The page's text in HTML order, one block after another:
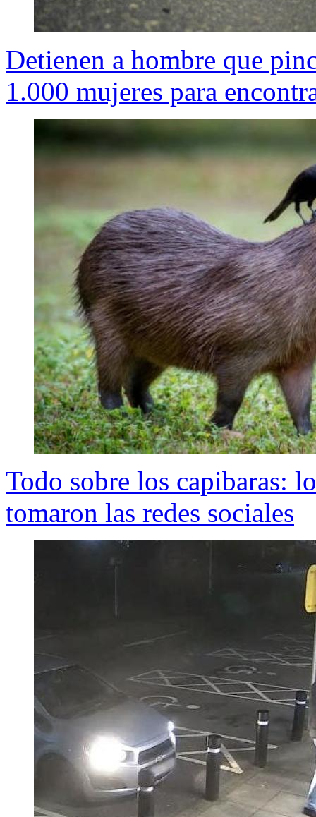
Detienen a hombre que
1.000 mujeres para
Todo sobre los capibaras:
tomaron las redes sociales